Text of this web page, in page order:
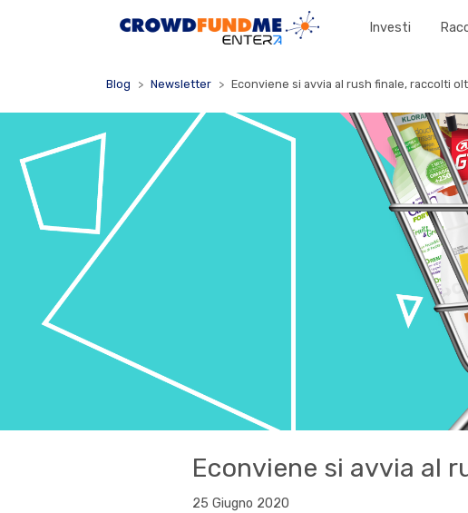
Investi
Blog Newsletter Econviene si avvia al rush finale, raccolti
Econviene si avvia al
25 Giugno 2020